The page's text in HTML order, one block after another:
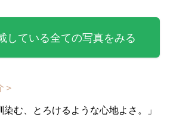
している全ての写真をみる
＞
染む、とろけるような心地よさ。」